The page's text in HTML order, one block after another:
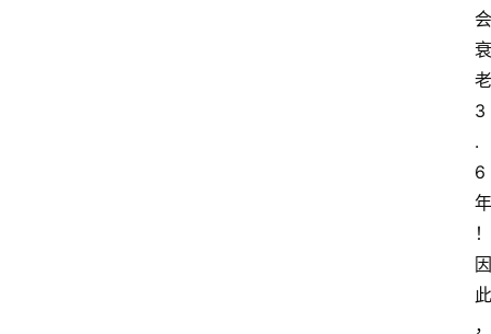
会
衰
老
3
.
6
年
！
因
此
，